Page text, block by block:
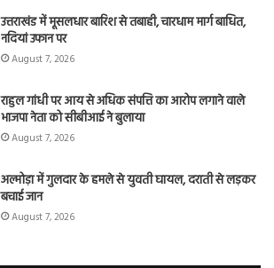
उत्तराखंड में मूसलधार बारिश से तबाही, चारधाम मार्ग बाधित,
नदियां उफान पर
August 7, 2026
राहुल गांधी पर आय से अधिक संपत्ति का आरोप लगाने वाले
भाजपा नेता को सीबीआई ने बुलाया
August 7, 2026
अल्मोड़ा में गुलदार के हमले से युवती घायल, दराती से लड़कर
बचाई जान
August 7, 2026